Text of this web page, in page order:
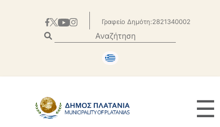
Γραφείο Δημότη:2821340002
☰